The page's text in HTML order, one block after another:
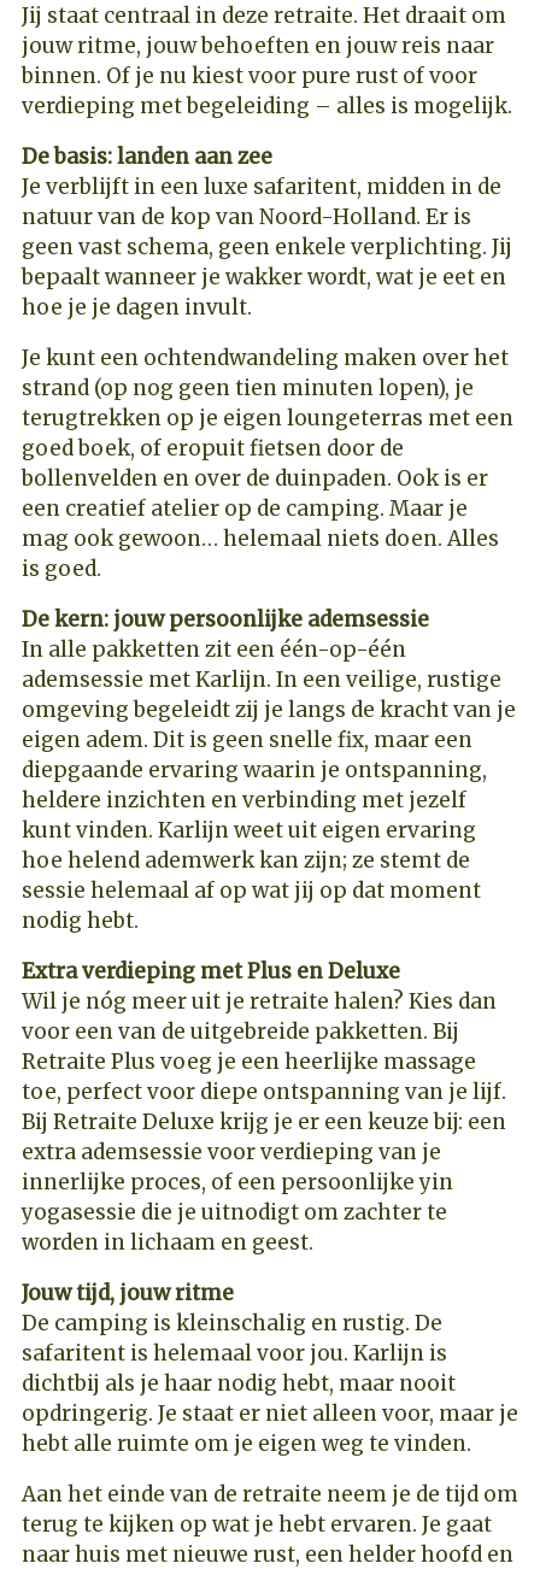
Jij staat centraal in deze retraite. Het draait om
jouw ritme, jouw behoeften en jouw reis naar
binnen. Of je nu kiest voor pure rust of voor
verdieping met begeleiding – alles is mogelijk.
De basis: landen aan zee
Je verblijft in een luxe safaritent, midden in de
natuur van de kop van Noord-Holland. Er is
geen vast schema, geen enkele verplichting. Jij
bepaalt wanneer je wakker wordt, wat je eet en
hoe je je dagen invult.
Je kunt een ochtendwandeling maken over het
strand (op nog geen tien minuten lopen), je
terugtrekken op je eigen loungeterras met een
goed boek, of eropuit fietsen door de
bollenvelden en over de duinpaden. Ook is er
een creatief atelier op de camping. Maar je
mag ook gewoon… helemaal niets doen. Alles
is goed.
De kern: jouw persoonlijke ademsessie
In alle pakketten zit een één-op-één
ademsessie met Karlijn. In een veilige, rustige
omgeving begeleidt zij je langs de kracht van je
eigen adem. Dit is geen snelle fix, maar een
diepgaande ervaring waarin je ontspanning,
heldere inzichten en verbinding met jezelf
kunt vinden. Karlijn weet uit eigen ervaring
hoe helend ademwerk kan zijn; ze stemt de
sessie helemaal af op wat jij op dat moment
nodig hebt.
Extra verdieping met Plus en Deluxe
Wil je nóg meer uit je retraite halen? Kies dan
voor een van de uitgebreide pakketten. Bij
Retraite Plus voeg je een heerlijke massage
toe, perfect voor diepe ontspanning van je lijf.
Bij Retraite Deluxe krijg je er een keuze bij: een
extra ademsessie voor verdieping van je
innerlijke proces, of een persoonlijke yin
yogasessie die je uitnodigt om zachter te
worden in lichaam en geest.
Jouw tijd, jouw ritme
De camping is kleinschalig en rustig. De
safaritent is helemaal voor jou. Karlijn is
dichtbij als je haar nodig hebt, maar nooit
opdringerig. Je staat er niet alleen voor, maar je
hebt alle ruimte om je eigen weg te vinden.
Aan het einde van de retraite neem je de tijd om
terug te kijken op wat je hebt ervaren. Je gaat
naar huis met nieuwe rust, een helder hoofd en